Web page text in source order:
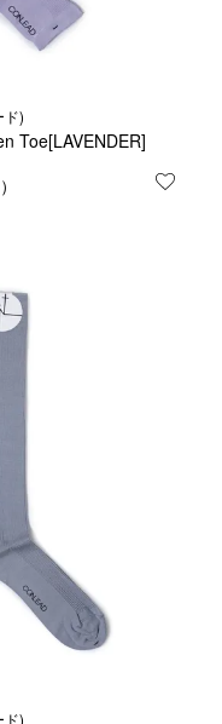
ド)
Toe[LAVENDER]
お
ド)